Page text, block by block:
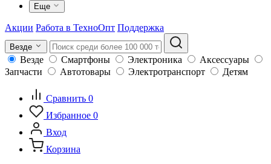
Еще
Акции Работа в ТехноОпт Поддержка
Везде
Везде Смартфоны Электроника
Аксессуары
Запчасти
Автотовары Электротранспорт Детям
Сравнить 0
Избранное 0
Вход
Корзина